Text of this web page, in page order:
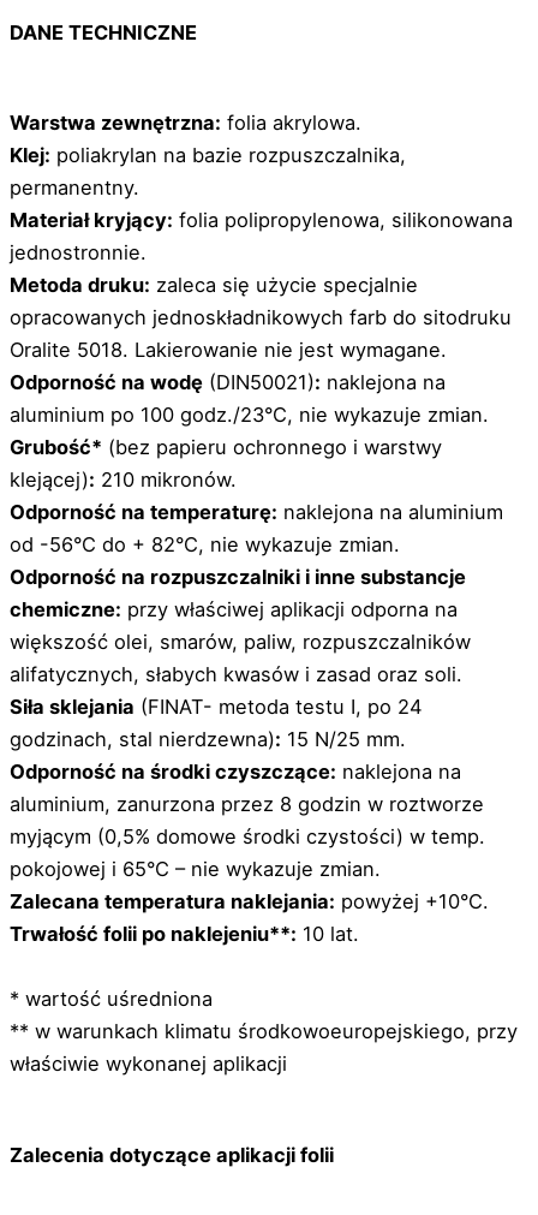
DANE TECHNICZNE
Warstwa zewnętrzna: folia akrylowa.
Klej: poliakrylan na bazie rozpuszczalnika,
permanentny.
Materiał kryjący: folia polipropylenowa, silikonowana
jednostronnie.
Metoda druku: zaleca się użycie specjalnie
opracowanych jednoskładnikowych farb do sitodruku
Oralite 5018. Lakierowanie nie jest wymagane.
Odporność na wodę (DIN50021): naklejona na
aluminium po 100 godz./23°C, nie wykazuje zmian.
Grubość* (bez papieru ochronnego i warstwy
klejącej): 210 mikronów.
Odporność na temperaturę: naklejona na aluminium
od -56°C do + 82°C, nie wykazuje zmian.
Odporność na rozpuszczalniki i inne substancje
chemiczne: przy właściwej aplikacji odporna na
większość olei, smarów, paliw, rozpuszczalników
alifatycznych, słabych kwasów i zasad oraz soli.
Siła sklejania (FINAT- metoda testu I, po 24
godzinach, stal nierdzewna): 15 N/25 mm.
Odporność na środki czyszczące: naklejona na
aluminium, zanurzona przez 8 godzin w roztworze
myjącym (0,5% domowe środki czystości) w temp.
pokojowej i 65°C – nie wykazuje zmian.
Zalecana temperatura naklejania: powyżej +10°C.
Trwałość folii po naklejeniu**: 10 lat.
* wartość uśredniona
** w warunkach klimatu środkowoeuropejskiego, przy
właściwie wykonanej aplikacji
Zalecenia dotyczące aplikacji folii